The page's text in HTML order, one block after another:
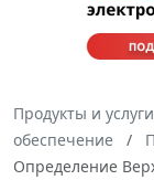
Продукты и услуги
обеспечение
Определение